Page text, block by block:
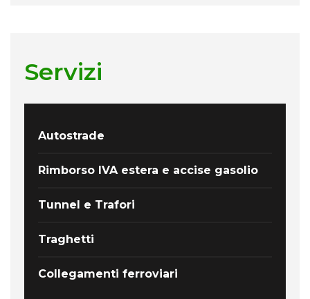
Servizi
Autostrade
Rimborso IVA estera e accise gasolio
Tunnel e Trafori
Traghetti
Collegamenti ferroviari